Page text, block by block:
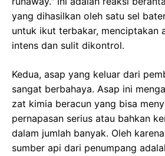
yang dihasilkan oleh satu sel
untuk ikut terbakar, menciptakan
intens dan sulit dikontrol.
Kedua, asap yang keluar dari
sangat berbahaya. Asap ini
zat kimia beracun yang bisa
pernapasan serius atau bahkan
dalam jumlah banyak. Oleh
sumber api dari penumpang